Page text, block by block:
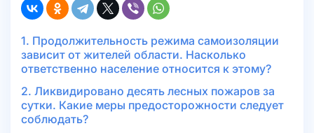
1. Продолжительность режима самоизоляции
зависит от жителей области. Насколько
ответственно население относится к этому?
2. Ликвидировано десять лесных пожаров за
сутки. Какие меры предосторожности следует
соблюдать?